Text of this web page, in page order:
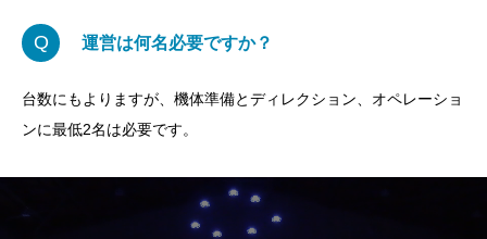
Q 運営は何名必要ですか？
台数にもよりますが、機体準備とディレクション、オペレーショ
ンに最低2名は必要です。